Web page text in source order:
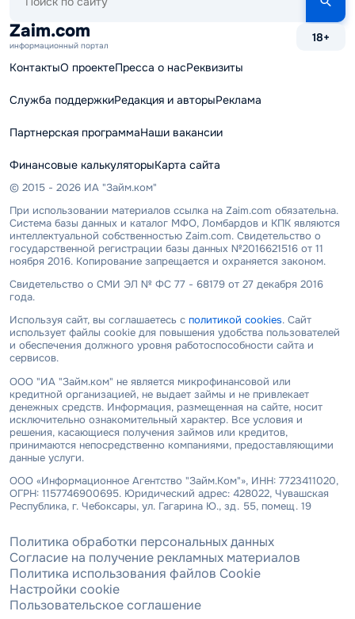
сайту
Zaim.com
информационный портал
18+
КонтактыО проектеПресса о насРеквизиты
Служба поддержкиРедакция и авторыРеклама
Партнерская программаНаши вакансии
Финансовые калькуляторыКарта сайта
© 2015 - 2026 ИА "Займ.ком"
При использовании материалов ссылка на Zaim.com обязательна.
Система базы данных и каталог МФО, Ломбардов и КПК являются
интеллектуальной собственностью Zaim.com. Свидетельство о
государственной регистрации базы данных №2016621516 от 11
ноября 2016. Копирование запрещается и охраняется законом.
Свидетельство о СМИ ЭЛ № ФС 77 - 68179 от 27 декабря 2016
года.
Используя сайт, вы соглашаетесь с политикой cookies. Сайт
использует файлы cookie для повышения удобства пользователей
и обеспечения должного уровня работоспособности сайта и
сервисов.
ООО "ИА "Займ.ком" не является микрофинансовой или
кредитной организацией, не выдает займы и не привлекает
денежных средств. Информация, размещенная на сайте, носит
исключительно ознакомительный характер. Все условия и
решения, касающиеся получения займов или кредитов,
принимаются непосредственно компаниями, предоставляющими
данные услуги.
ООО «Информационное Агентство "Займ.Ком"», ИНН: 7723411020,
ОГРН: 1157746900695. Юридический адрес: 428022, Чувашская
Республика, г. Чебоксары, ул. Гагарина Ю., зд. 55, помещ. 19
Политика обработки персональных данных
Согласие на получение рекламных материалов
Политика использования файлов Cookie
Настройки cookie
Пользовательское соглашение